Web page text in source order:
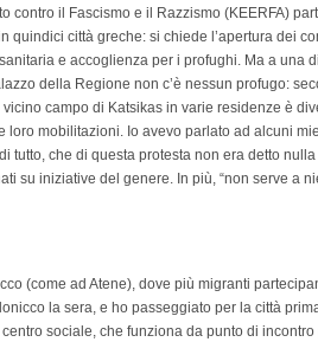
contro il Fascismo e il Razzismo (KEERFA)
quindici città greche: si chiede l’apertura dei
e accoglienza per i profughi. Ma a una
della Regione non c’è nessun profugo:
campo di Katsikas in varie residenze è
loro mobilitazioni. Io avevo parlato ad alcuni
tutto, che di questa protesta non era detto
su iniziative del genere. In più, “non serve a
(come ad Atene), dove più migranti
la sera, e ho passeggiato per la città
centro sociale, che funziona da punto di